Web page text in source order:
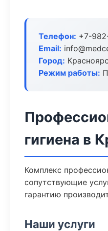
Телефон: +7-
Email:
Город:
Режим работы:
гигиена в
Комплекс
сопутствующие
гарантию
Наши услуги